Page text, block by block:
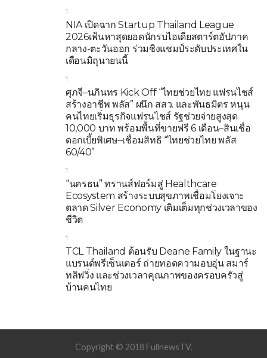
1
NIA เปิดฉาก Startup Thailand League
2026เฟ้นหาสุดยอดนักรบไอเดียสตาร์ตอัปภาค
กลาง-ตะวันออก ร่วมชิงแชมป์ระดับประเทศใน
เดือนมิถุนายนนี้
1
ศุภจี–นภินทร Kick Off “ไทยช่วยไทย แฟรนไชส์
สร้างอาชีพ พลัส” ผนึก สสว. และพันธมิตร หนุน
คนไทยเริ่มธุรกิจแฟรนไชส์ รัฐช่วยจ่ายสูงสุด
10,000 บาท พร้อมพื้นที่ขายฟรี 6 เดือน–สินเชื่อ
ดอกเบี้ยพิเศษ–เชื่อมสิทธิ “ไทยช่วยไทย พลัส
60/40”
1
“นครธน” ทรานส์ฟอร์มสู่ Healthcare
Ecosystem สร้างระบบสุขภาพเชื่อมโยงเจาะ
ตลาด Silver Economy เติมเต็มทุกช่วงเวลาของ
ชีวิต
1
TCL Thailand ต้อนรับ Deane Family ในฐานะ
แบรนด์พรีเซ็นเตอร์ ถ่ายทอดความอบอุ่น สมาร์
ทลิฟวิ่ง และช่วงเวลาคุณภาพของครอบครัวสู่
บ้านคนไทย
Copyright © 2018 FullnewsTV.